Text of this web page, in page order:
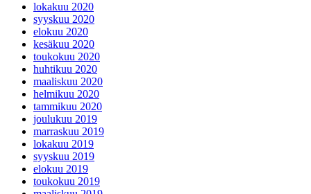
lokakuu 2020
syyskuu 2020
elokuu 2020
kesäkuu 2020
toukokuu 2020
huhtikuu 2020
maaliskuu 2020
helmikuu 2020
tammikuu 2020
joulukuu 2019
marraskuu 2019
lokakuu 2019
syyskuu 2019
elokuu 2019
toukokuu 2019